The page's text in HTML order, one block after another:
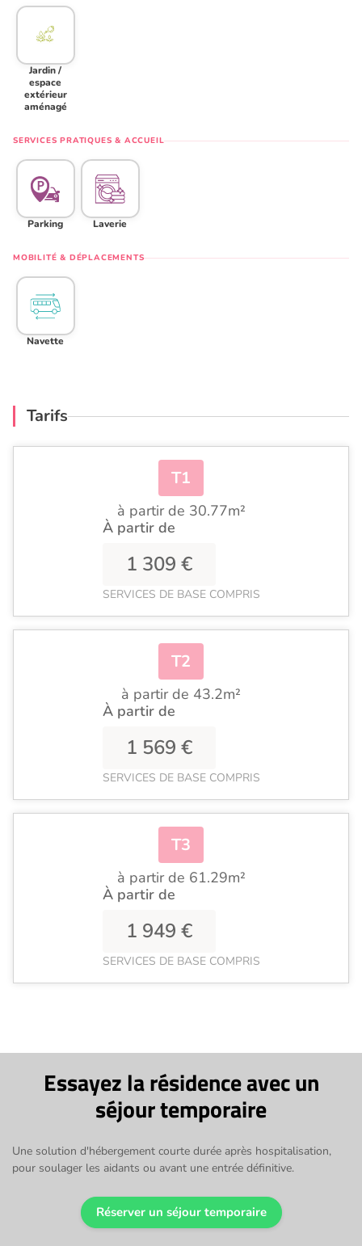
Jardin /
espace
extérieur
aménagé
SERVICES PRATIQUES & ACCUEIL
Parking Laverie
MOBILITÉ & DÉPLACEMENTS
Navette
Tarifs
T1
à partir de 30.77m²
À partir de
1 309 €
SERVICES DE BASE COMPRIS
T2
à partir de 43.2m²
À partir de
1 569 €
SERVICES DE BASE COMPRIS
T3
à partir de 61.29m²
À partir de
1 949 €
SERVICES DE BASE COMPRIS
Essayez la résidence avec un
séjour temporaire
Une solution d'hébergement courte durée après hospitalisation,
pour soulager les aidants ou avant une entrée définitive.
Réserver un séjour temporaire